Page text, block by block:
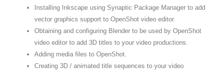
Installing Inkscape using Synaptic Package Manager to add
vector graphics support to OpenShot video editor.
Obtaining and configuring Blender to be used by OpenShot
video editor to add 3D titles to your video productions.
Adding media files to OpenShot.
Creating 3D / animated title sequences to your video